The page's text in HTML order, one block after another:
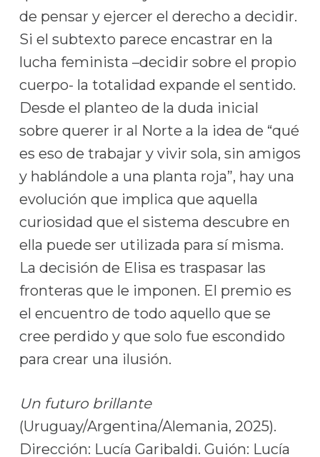
de pensar y ejercer el derecho a decidir.
Si el subtexto parece encastrar en la
lucha feminista –decidir sobre el propio
cuerpo- la totalidad expande el sentido.
Desde el planteo de la duda inicial
sobre querer ir al Norte a la idea de “qué
es eso de trabajar y vivir sola, sin amigos
y hablándole a una planta roja”, hay una
evolución que implica que aquella
curiosidad que el sistema descubre en
ella puede ser utilizada para sí misma.
La decisión de Elisa es traspasar las
fronteras que le imponen. El premio es
el encuentro de todo aquello que se
cree perdido y que solo fue escondido
para crear una ilusión.
Un futuro brillante
(Uruguay/Argentina/Alemania, 2025).
Dirección: Lucía Garibaldi. Guión: Lucía